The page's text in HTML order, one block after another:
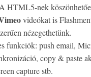
HTML5-nek
videókat is
nézegethetünk.
funkciók: push email,
copy & paste
capture stb.